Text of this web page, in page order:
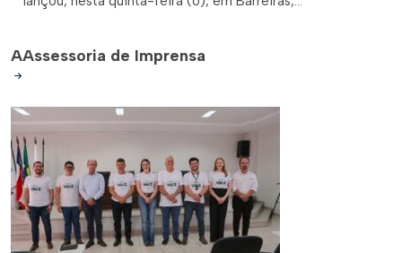
AAssessoria de Imprensa